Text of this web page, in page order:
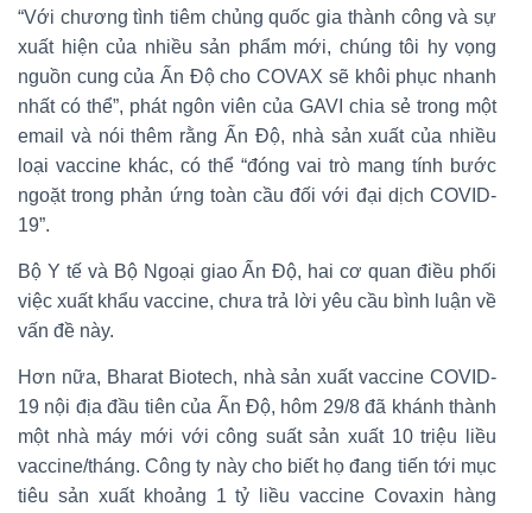
“Với chương tình tiêm chủng quốc gia thành công và sự
xuất hiện của nhiều sản phẩm mới, chúng tôi hy vọng
nguồn cung của Ấn Độ cho COVAX sẽ khôi phục nhanh
nhất có thể”, phát ngôn viên của GAVI chia sẻ trong một
email và nói thêm rằng Ấn Độ, nhà sản xuất của nhiều
loại vaccine khác, có thể “đóng vai trò mang tính bước
ngoặt trong phản ứng toàn cầu đối với đại dịch COVID-
19”.
Bộ Y tế và Bộ Ngoại giao Ấn Độ, hai cơ quan điều phối
việc xuất khẩu vaccine, chưa trả lời yêu cầu bình luận về
vấn đề này.
Hơn nữa, Bharat Biotech, nhà sản xuất vaccine COVID-
19 nội địa đầu tiên của Ấn Độ, hôm 29/8 đã khánh thành
một nhà máy mới với công suất sản xuất 10 triệu liều
vaccine/tháng. Công ty này cho biết họ đang tiến tới mục
tiêu sản xuất khoảng 1 tỷ liều vaccine Covaxin hàng